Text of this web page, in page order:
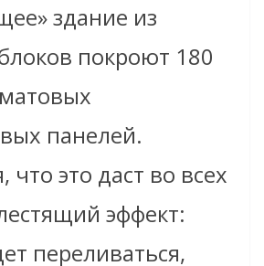
здание из
покроют 180
панелей.
что это даст во всех
эффект:
переливаться,